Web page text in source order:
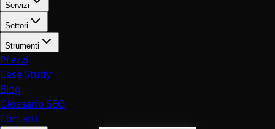
Servizi
Settori
Strumenti
Prezzi
Case Study
Blog
Glossario SEO
Contatti